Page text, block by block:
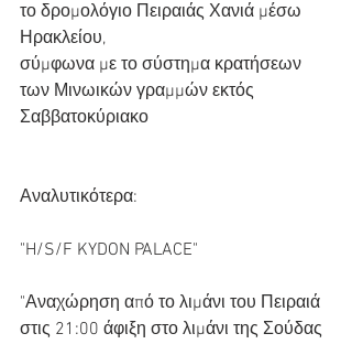
το δρομολόγιο Πειραιάς Χανιά μέσω
Ηρακλείου,
σύμφωνα με το σύστημα κρατήσεων
των Μινωικών γραμμών εκτός
Σαββατοκύριακο
Αναλυτικότερα:
"H/S/F KYDON PALACE"
"Αναχώρηση από το λιμάνι του Πειραιά
στις 21:00 άφιξη στο λιμάνι της Σούδας